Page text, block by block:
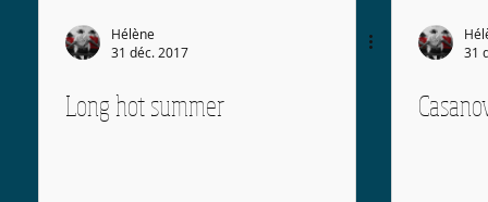
Hélène
31 déc. 2017
Long hot summer
31